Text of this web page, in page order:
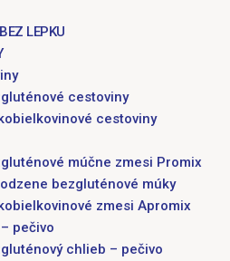
LEPKU
cestoviny
cestoviny
múčne zmesi Promix
bezgluténové múky
zmesi Apromix
pečivo
chlieb – pečivo